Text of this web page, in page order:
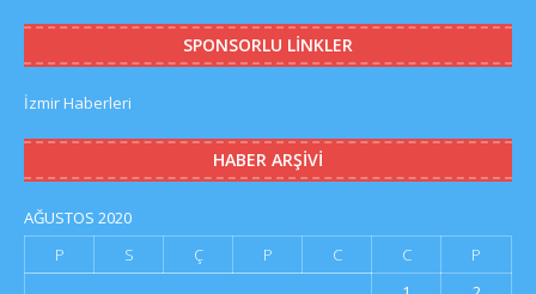
SPONSORLU LINKLER
İzmir Haberleri
HABER ARŞIVI
AĞUSTOS 2020
P
S Ç P C C
P